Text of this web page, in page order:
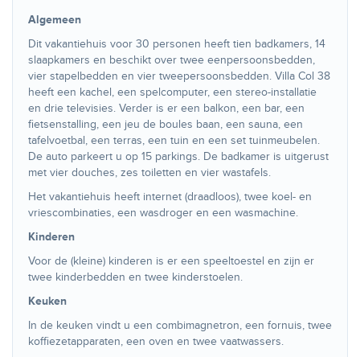
Algemeen
Dit vakantiehuis voor 30 personen heeft tien badkamers, 14
slaapkamers en beschikt over twee eenpersoonsbedden,
vier stapelbedden en vier tweepersoonsbedden. Villa Col 38
heeft een kachel, een spelcomputer, een stereo-installatie
en drie televisies. Verder is er een balkon, een bar, een
fietsenstalling, een jeu de boules baan, een sauna, een
tafelvoetbal, een terras, een tuin en een set tuinmeubelen.
De auto parkeert u op 15 parkings. De badkamer is uitgerust
met vier douches, zes toiletten en vier wastafels.
Het vakantiehuis heeft internet (draadloos), twee koel- en
vriescombinaties, een wasdroger en een wasmachine.
Kinderen
Voor de (kleine) kinderen is er een speeltoestel en zijn er
twee kinderbedden en twee kinderstoelen.
Keuken
In de keuken vindt u een combimagnetron, een fornuis, twee
koffiezetapparaten, een oven en twee vaatwassers.